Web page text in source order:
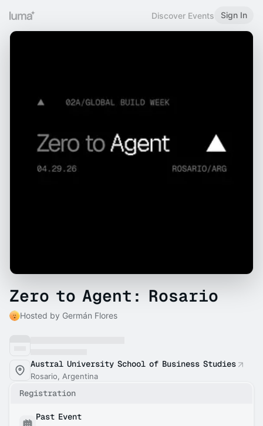
Discover Events Sign In
Zero to Agent: Rosario
Hosted by Germán Flores
Austral University School of Business Studies
Rosario, Argentina
Registration
Past Event